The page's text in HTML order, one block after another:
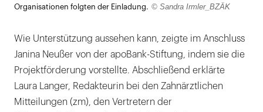
Organisationen folgten der Einladung. © Sandra Irmler_BZÄK
Wie Unterstützung aussehen kann, zeigte im Anschluss
Janina Neußer von der apoBank-Stiftung, indem sie die
Projektförderung vorstellte. Abschließend erklärte
Laura Langer, Redakteurin bei den Zahnärztlichen
Mitteilungen (zm), den Vertretern der